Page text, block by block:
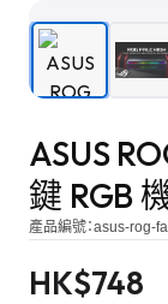
ASUS
鍵 RGB
產品編號：asus-rog-
HK$748